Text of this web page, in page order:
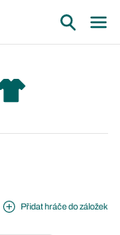
Přidat hráče do záložek